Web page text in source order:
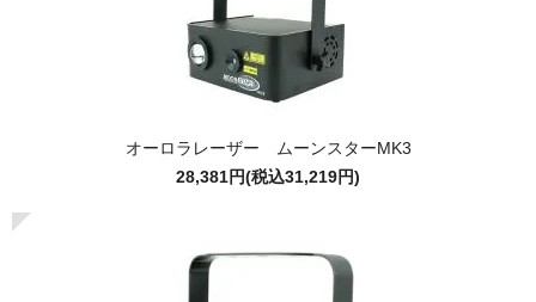
オーロラレーザー ムーンスターMK3
28,381円(税込31,219円)